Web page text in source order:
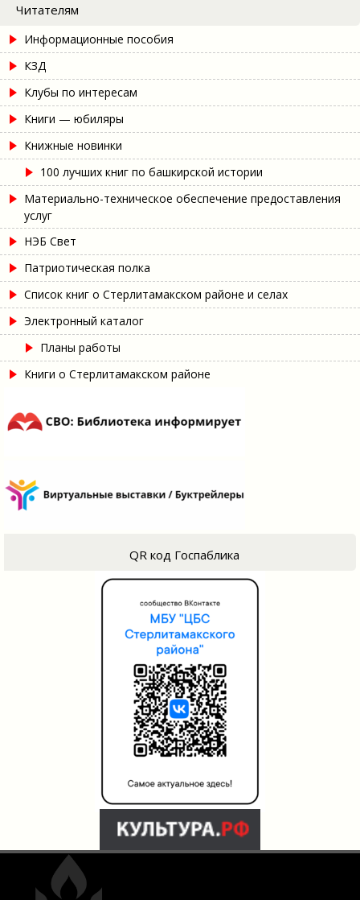
Читателям
Информационные пособия
КЗД
Клубы по интересам
Книги — юбиляры
Книжные новинки
100 лучших книг по башкирской истории
Материально-техническое обеспечение предоставления
услуг
НЭБ Свет
Патриотическая полка
Список книг о Стерлитамакском районе и селах
Электронный каталог
Планы работы
Книги о Стерлитамакском районе
QR код Госпаблика